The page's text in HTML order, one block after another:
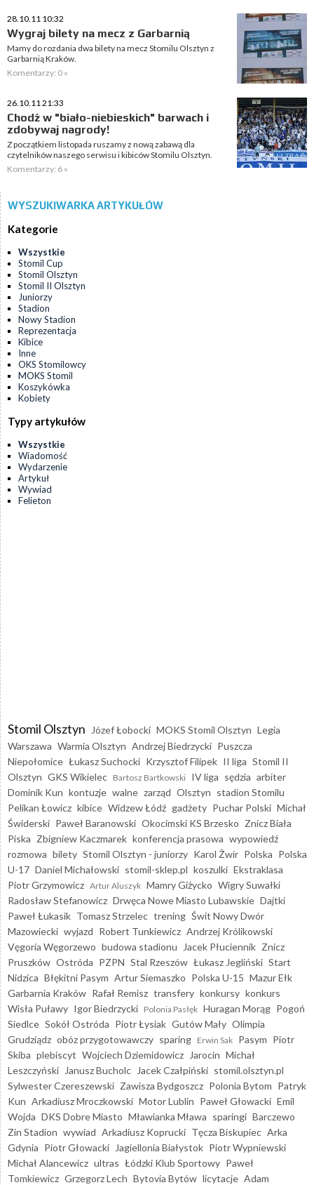
28.10.11 10:32
Wygraj bilety na mecz z Garbarnią
Mamy do rozdania dwa bilety na mecz Stomilu Olsztyn z
Garbarnią Kraków.
Komentarzy: 0 »
26.10.11 21:33
Chodź w "biało-niebieskich" barwach i
zdobywaj nagrody!
Z początkiem listopada ruszamy z nową zabawą dla
czytelników naszego serwisu i kibiców Stomilu Olsztyn.
Komentarzy: 6 »
WYSZUKIWARKA ARTYKUŁÓW
Kategorie
Wszystkie
Stomil Cup
Stomil Olsztyn
Stomil II Olsztyn
Juniorzy
Stadion
Nowy Stadion
Reprezentacja
Kibice
Inne
OKS Stomilowcy
MOKS Stomil
Koszykówka
Kobiety
Typy artykułów
Wszystkie
Wiadomość
Wydarzenie
Artykuł
Wywiad
Felieton
Stomil Olsztyn Józef Łobocki MOKS Stomil Olsztyn Legia
Warszawa Warmia Olsztyn Andrzej Biedrzycki Puszcza
Niepołomice Łukasz Suchocki Krzysztof Filipek II liga Stomil II
Olsztyn GKS Wikielec Bartosz Bartkowski IV liga sędzia arbiter
Dominik Kun kontuzje walne zarząd Olsztyn stadion Stomilu
Pelikan Łowicz kibice Widzew Łódź gadżety Puchar Polski Michał
Świderski Paweł Baranowski Okocimski KS Brzesko Znicz Biała
Piska Zbigniew Kaczmarek konferencja prasowa wypowiedź
rozmowa bilety Stomil Olsztyn - juniorzy Karol Żwir Polska Polska
U-17 Daniel Michałowski stomil-sklep.pl koszulki Ekstraklasa
Piotr Grzymowicz Artur Aluszyk Mamry Giżycko Wigry Suwałki
Radosław Stefanowicz Drwęca Nowe Miasto Lubawskie Dajtki
Paweł Łukasik Tomasz Strzelec trening Świt Nowy Dwór
Mazowiecki wyjazd Robert Tunkiewicz Andrzej Królikowski
Vęgoria Węgorzewo budowa stadionu Jacek Płuciennik Znicz
Pruszków Ostróda PZPN Stal Rzeszów Łukasz Jegliński Start
Nidzica Błękitni Pasym Artur Siemaszko Polska U-15 Mazur Ełk
Garbarnia Kraków Rafał Remisz transfery konkursy konkurs
Wisła Puławy Igor Biedrzycki Polonia Pasłęk Huragan Morąg Pogoń
Siedlce Sokół Ostróda Piotr Łysiak Gutów Mały Olimpia
Grudziądz obóz przygotowawczy sparing Erwin Sak Pasym Piotr
Skiba plebiscyt Wojciech Dziemidowicz Jarocin Michał
Leszczyński
Janusz Bucholc Jacek Czałpiński stomil.olsztyn.pl
Sylwester Czereszewski Zawisza Bydgoszcz Polonia Bytom Patryk
Kun Arkadiusz Mroczkowski Motor Lublin Paweł Głowacki Emil
Wojda DKS Dobre Miasto Mławianka Mława sparingi Barczewo
Zin Stadion wywiad Arkadiusz Koprucki Tęcza Biskupiec Arka
Gdynia Piotr Głowacki Jagiellonia Białystok Piotr Wypniewski
Michał Alancewicz ultras Łódzki Klub Sportowy Paweł
Tomkiewicz Grzegorz Lech Bytovia Bytów licytacje Adam